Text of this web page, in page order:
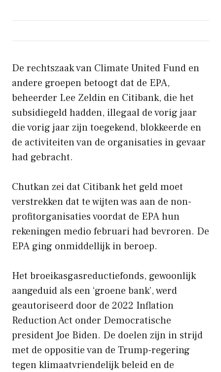
De rechtszaak van Climate United Fund en
andere groepen betoogt dat de EPA,
beheerder Lee Zeldin en Citibank, die het
subsidiegeld hadden, illegaal de vorig jaar
die vorig jaar zijn toegekend, blokkeerde en
de activiteiten van de organisaties in gevaar
had gebracht.
Chutkan zei dat Citibank het geld moet
verstrekken dat te wijten was aan de non-
profitorganisaties voordat de EPA hun
rekeningen medio februari had bevroren. De
EPA ging onmiddellijk in beroep.
Het broeikasgasreductiefonds, gewoonlijk
aangeduid als een ‘groene bank’, werd
geautoriseerd door de 2022 Inflation
Reduction Act onder Democratische
president Joe Biden. De doelen zijn in strijd
met de oppositie van de Trump-regering
tegen klimaatvriendelijk beleid en de